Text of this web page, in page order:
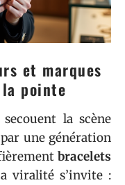
et marques
pointe
secouent la scène
une génération
bracelets
viralité s’invite :